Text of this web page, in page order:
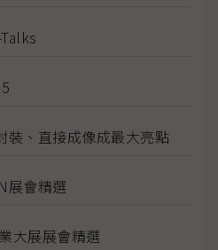
裝、直接成像成最大亮點
展會精選
大展展會精選